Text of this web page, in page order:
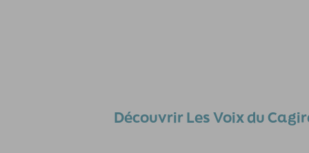
Découvrir Les Voix du